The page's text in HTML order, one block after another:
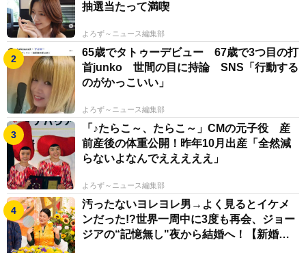
抽選当たって満喫
よろず～ニュース編集部
65歳でタトゥーデビュー 67歳で3つ目の打
首junko 世間の目に持論 SNS「行動する
のがかっこいい」
よろず～ニュース編集部
「♪たらこ～、たらこ～」CMの元子役 産
前産後の体重公開！昨年10月出産「全然減
らないよなんでえええええ」
よろず～ニュース編集部
汚ったないヨレヨレ男→よく見るとイケメ
ンだった!?世界一周中に3度も再会、ジョー
ジアの“記憶無し"夜から結婚へ！【新婚さ